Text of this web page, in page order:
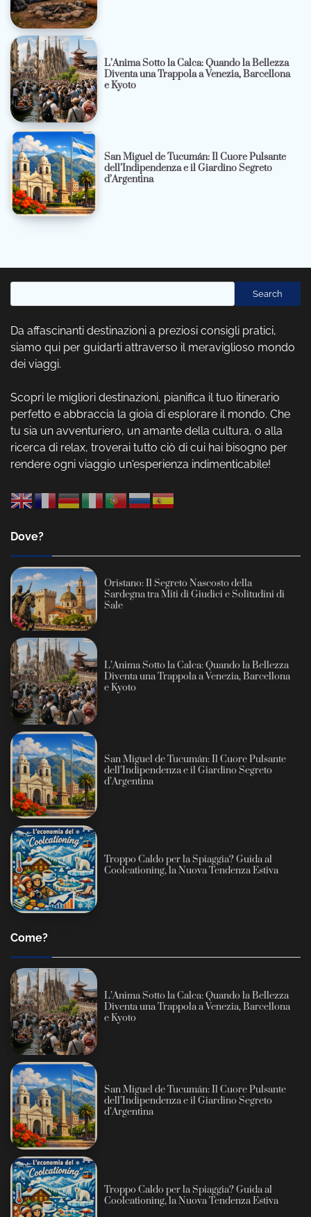
L’Anima Sotto la Calca: Quando la Bellezza
Diventa una Trappola a Venezia, Barcellona
e Kyoto
San Miguel de Tucumán: Il Cuore Pulsante
dell’Indipendenza e il Giardino Segreto
d’Argentina
Search
Da affascinanti destinazioni a preziosi consigli pratici,
siamo qui per guidarti attraverso il meraviglioso mondo
dei viaggi.
Scopri le migliori destinazioni, pianifica il tuo itinerario
perfetto e abbraccia la gioia di esplorare il mondo. Che
tu sia un avventuriero, un amante della cultura, o alla
ricerca di relax, troverai tutto ciò di cui hai bisogno per
rendere ogni viaggio un'esperienza indimenticabile!
Dove?
Oristano: Il Segreto Nascosto della
Sardegna tra Miti di Giudici e Solitudini di
Sale
L’Anima Sotto la Calca: Quando la Bellezza
Diventa una Trappola a Venezia, Barcellona
e Kyoto
San Miguel de Tucumán: Il Cuore Pulsante
dell’Indipendenza e il Giardino Segreto
d’Argentina
Troppo Caldo per la Spiaggia? Guida al
Coolcationing, la Nuova Tendenza Estiva
Come?
L’Anima Sotto la Calca: Quando la Bellezza
Diventa una Trappola a Venezia, Barcellona
e Kyoto
San Miguel de Tucumán: Il Cuore Pulsante
dell’Indipendenza e il Giardino Segreto
d’Argentina
Troppo Caldo per la Spiaggia? Guida al
Coolcationing, la Nuova Tendenza Estiva